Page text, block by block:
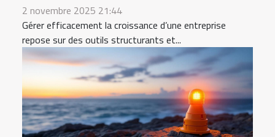
2 novembre 2025 21:44
Gérer efficacement la croissance d’une entreprise
repose sur des outils structurants et...